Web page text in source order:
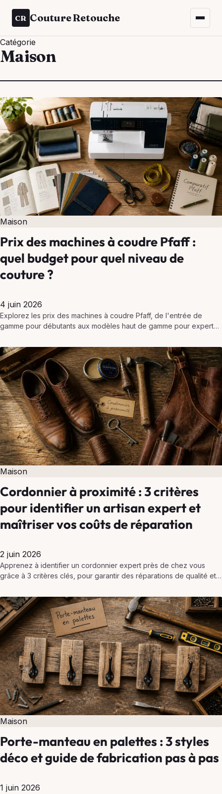
CR Couture Retouche
Catégorie
Maison
Maison
Prix des machines à coudre Pfaff :
quel budget pour quel niveau de
couture ?
4 juin 2026
Explorez les prix des machines à coudre Pfaff, de l'entrée de
gamme pour débutants aux modèles haut de gamme pour experts,
Maison
Cordonnier à proximité : 3 critères
pour identifier un artisan expert et
maîtriser vos coûts de réparation
2 juin 2026
Apprenez à identifier un cordonnier expert près de chez vous
grâce à 3 critères clés, pour garantir des réparations de qualité et
Maison
Porte-manteau en palettes : 3 styles
déco et guide de fabrication pas à pas
1 juin 2026